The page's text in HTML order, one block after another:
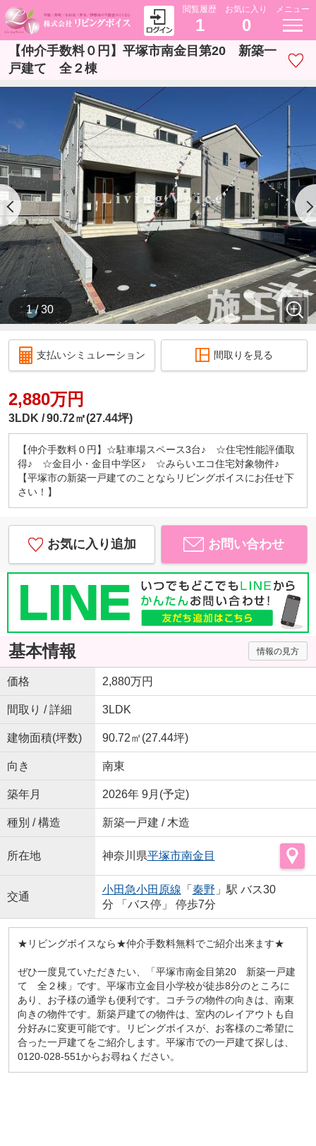
閲覧履歴
1
お気に入り
0
メニュー
【仲介手数料０円】平塚市南金目第20 新築一
戸建て 全２棟
1 / 30
支払いシミュレーション 間取りを見る
2,880万円
3LDK 90.72㎡(27.44坪)
【仲介手数料０円】☆駐車場スペース3台♪ ☆住宅性能評価取
得♪ ☆金目小・金目中学区♪ ☆みらいエコ住宅対象物件♪
【平塚市の新築一戸建てのことならリビングボイスにお任せ下
さい！】
お気に入り追加 お問い合わせ
基本情報 情報の見方
価格 2,880万円
間取り / 詳細 3LDK
建物面積(坪数) 90.72㎡(27.44坪)
向き 南東
築年月 2026年 9月(予定)
種別 / 構造 新築一戸建 / 木造
所在地 神奈川県平塚市南金目
交通
小田急小田原線 「 秦野 」駅 バス30
分 「バス停」 停歩7分
★リビングボイスなら★仲介手数料無料でご紹介出来ます★
ぜひ一度見ていただきたい、「平塚市南金目第20 新築一戸建
て 全２棟」です。平塚市立金目小学校が徒歩8分のところに
あり、お子様の通学も便利です。コチラの物件の向きは、南東
向きの物件です。新築戸建ての物件は、室内のレイアウトも自
分好みに変更可能です。リビングボイスが、お客様のご希望に
合った一戸建てをご紹介します。平塚市での一戸建て探しは、
0120-028-551からお尋ねください。